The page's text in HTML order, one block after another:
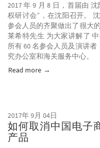
2017 年 9 月 8 日，首届由
权研讨会”，在沈阳召开。
参会人员的齐聚做出了很大
莱希特先生 为大家讲解了
所有 60 名参会人员及演讲
究办公室和海关服务中心。
Read more about 2017沈阳
2017年 9月 04日
如何取消中国电子
产品